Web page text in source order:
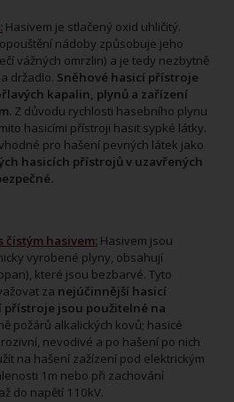
Hasivem je stlačený oxid uhličitý.
nádoby způsobuje jeho
vážných omrzlin) a je tedy nezbytně
držadlo. Sněhové hasicí přístroje
kapalin, plynů a zařízení
Z důvodu rychlosti hasebního plynu
hasicími přístroji hasit sypké látky.
pro hašení pevných látek jako
hasicích přístrojů v uzavřených
čistým hasivem: Hasivem jsou
vyrobené plyny, obsahují
které jsou bezbarvé. Tyto
za nejúčinnější hasicí
přístroje jsou použitelné na
požárů alkalických kovů; hasicé
nevodivé a po hašení po nich
na hašení zažízení pod elektrickým
1m nebo při zachování
do napětí 110kV.